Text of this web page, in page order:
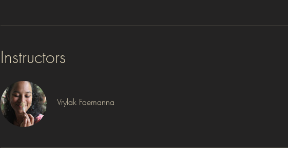
Instructors
Vrylak Faemanna